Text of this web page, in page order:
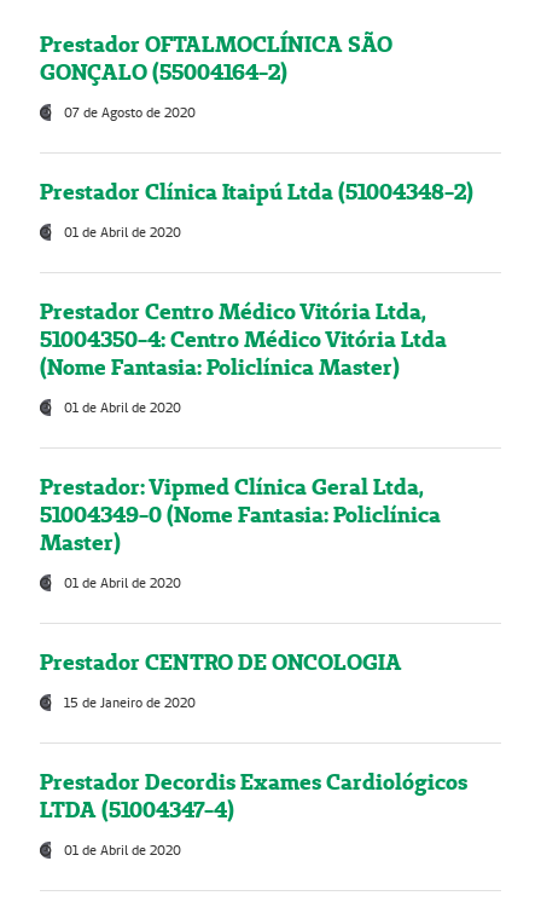
Prestador OFTALMOCLÍNICA SÃO
GONÇALO (55004164-2)
07 de Agosto de 2020
Prestador Clínica Itaipú Ltda (51004348-2)
01 de Abril de 2020
Prestador Centro Médico Vitória Ltda,
51004350-4: Centro Médico Vitória Ltda
(Nome Fantasia: Policlínica Master)
01 de Abril de 2020
Prestador: Vipmed Clínica Geral Ltda,
51004349-0 (Nome Fantasia: Policlínica
Master)
01 de Abril de 2020
Prestador CENTRO DE ONCOLOGIA
15 de Janeiro de 2020
Prestador Decordis Exames Cardiológicos
LTDA (51004347-4)
01 de Abril de 2020